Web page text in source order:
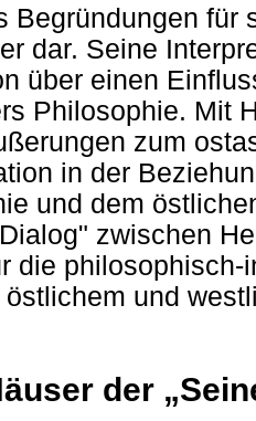
Begründungen für
dar. Seine
über einen
Philosophie. Mit
zum
in der
und dem
zwischen
die
und
der